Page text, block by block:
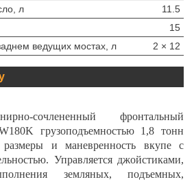
л
11.5
15
ведущих мостах, л
2 × 12
сочлененный фронтальный
грузоподъемностью 1,8 тонн
размеры и маневренность вкупе с
Управляется джойстиками,
земляных, подъемных,